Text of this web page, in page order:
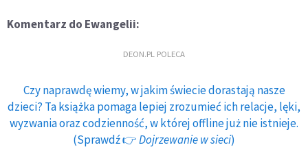
Komentarz do Ewangelii:
DEON.PL POLECA
Czy naprawdę wiemy, w jakim świecie dorastają nasze
dzieci? Ta książka pomaga lepiej zrozumieć ich relacje, lęki,
wyzwania oraz codzienność, w której offline już nie istnieje.
(Sprawdź 👉Dojrzewanie w sieci)